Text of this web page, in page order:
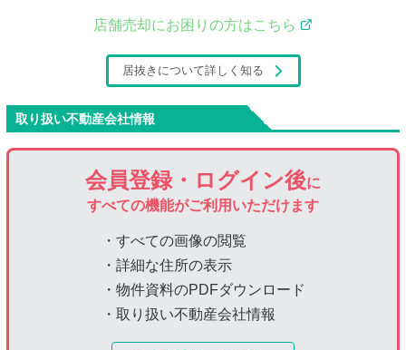
店舗売却にお困りの方はこちら
居抜きについて詳しく知る
取り扱い不動産会社情報
会員登録・ログイン後に
すべての機能がご利用いただけます
・すべての画像の閲覧
・詳細な住所の表示
・物件資料のPDFダウンロード
・取り扱い不動産会社情報